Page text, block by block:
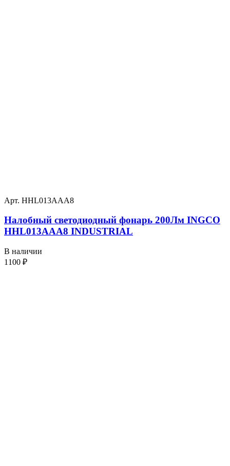
Арт. HHL013AAA8
Налобный светодиодный фонарь 200Лм INGCO
HHL013AAA8 INDUSTRIAL
В наличии
1100 ₽